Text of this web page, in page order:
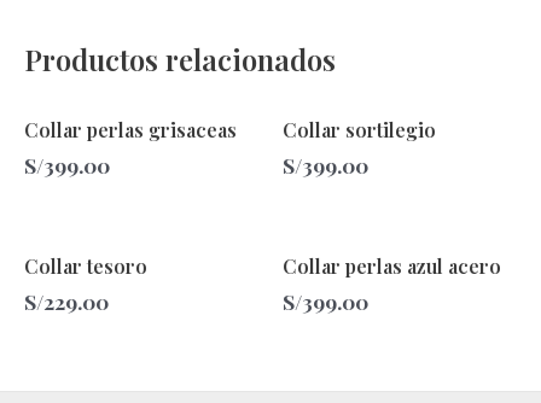
Productos relacionados
Collar perlas grisaceas
S/399.00
Collar sortilegio
S/399.00
Collar tesoro
S/229.00
Collar perlas azul acero
S/399.00